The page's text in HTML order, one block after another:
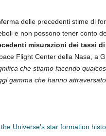
delle precedenti stime di
e non possono tener conto
misurazioni dei tassi
Flight Center della Nasa, a
che stiamo facendo
gamma che hanno
Universe’s star formation